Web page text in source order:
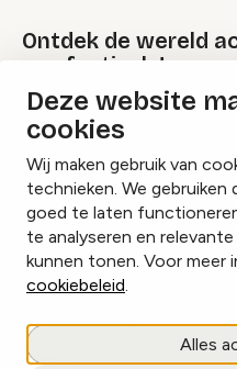
Deze website
cookies
Wij maken gebruik van
technieken. We gebruiken
goed te laten
te analyseren en
kunnen tonen. Voor meer
cookiebeleid.
Alles
Ontdek de wereld
van festivals!
Lees onze
InstagramFacebookLinkedIn
Cookies beheren
Privacy policy